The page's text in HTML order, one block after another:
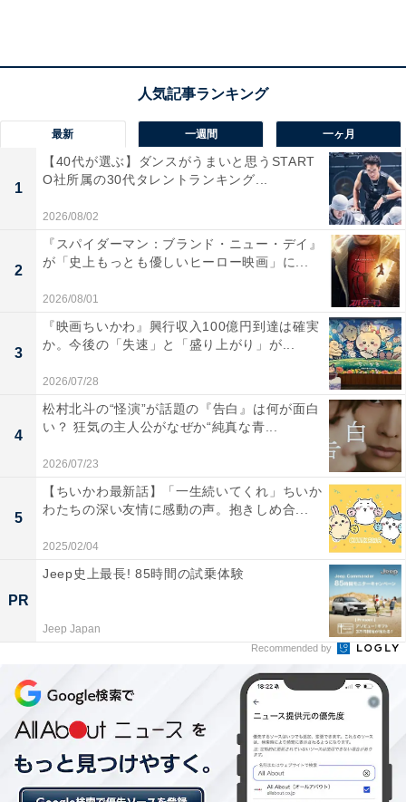
なればなぜ妻子が亡くなったのか真実が分かると思った
けれど、誰のせいでもないとわかったと語ります。そし
う思いと嫉妬が入り混じるという本音も。
そっと隣に寄り添い、深夜の言葉を受け止める鈴。遺品
整理が終わると、一星が「遺品ボックス」を持って待っ
ていました。中には、彩子がこっそり買っておいた結婚
記念日のプレゼントと手紙が。3人分のスニーカーを見
た深夜は、「もっと一緒にいたかったのにどうして。こ
の靴を履いて3人で歩きたかった」と、嗚咽をあふれさ
せるのでした。
1年後、尊敬する鈴から離れ医者として一人前になると
決めた深夜は津軽のクリニックへ。鈴と一星は新居近く
のスーパーでは働きだした伴と小学生になった静空とも
再会。星降る夜に出会った2人は、周囲に瞬くいくつも
の人の人生とともに輝きながら、優しく穏やかな日々を
過ごしていくのでした。
最新 一週間 一ヶ月
1
【40代が選ぶ】ダンスがうまいと思うSTART
O社所属の30代タレントランキング...
2026/08/02
2
『スパイダーマン：ブランド・ニュー・デイ』
が「史上もっとも優しいヒーロー映画」に...
2026/08/01
3
『映画ちいかわ』興行収入100億円到達は確実
か。今後の「失速」と「盛り上がり」が...
2026/07/28
4
松村北斗の“怪演”が話題の『告白』は何が面白
い？ 狂気の主人公がなぜか“純真な青...
2026/07/23
5
【ちいかわ最新話】「一生続いてくれ」ちいか
わたちの深い友情に感動の声。抱きしめ合...
2025/02/04
PR
Jeep史上最長! 85時間の試乗体験
Jeep Japan
Recommended by